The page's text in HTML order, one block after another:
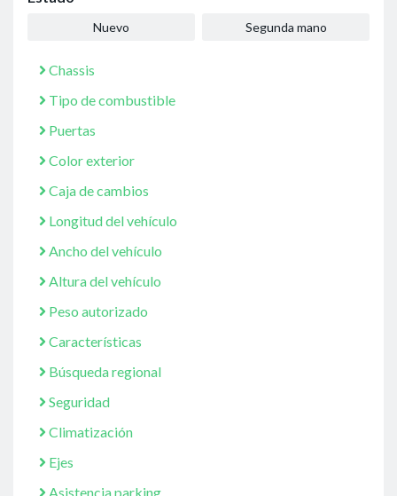
Nuevo Segunda mano
Chassis
Tipo de combustible
Puertas
Color exterior
Caja de cambios
Longitud del vehículo
Ancho del vehículo
Altura del vehículo
Peso autorizado
Características
Búsqueda regional
Seguridad
Climatización
Ejes
Asistencia parking